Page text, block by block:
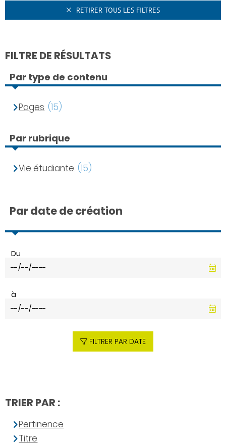
RETIRER TOUS LES FILTRES
FILTRE DE RÉSULTATS
Par type de contenu
Pages (15)
Par rubrique
Vie étudiante (15)
Par date de création
Du
à
FILTRER PAR DATE
TRIER PAR :
Pertinence
Titre